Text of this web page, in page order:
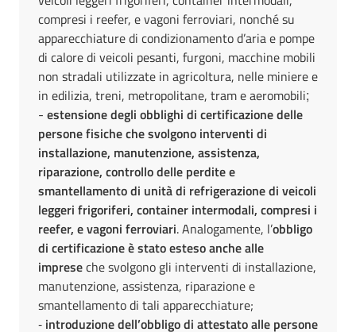
compresi i reefer, e vagoni ferroviari, nonché su
apparecchiature di condizionamento d’aria e pompe
di calore di veicoli pesanti, furgoni, macchine mobili
non stradali utilizzate in agricoltura, nelle miniere e
in edilizia, treni, metropolitane, tram e aeromobili;
- estensione degli obblighi di certificazione delle
persone fisiche che svolgono interventi di
installazione, manutenzione, assistenza,
riparazione, controllo delle perdite e
smantellamento di unità di refrigerazione di veicoli
leggeri frigoriferi, container intermodali, compresi i
reefer, e vagoni ferroviari. Analogamente, l’obbligo
di certificazione è stato esteso anche alle
impreseche svolgono gli interventi di installazione,
manutenzione, assistenza, riparazione e
smantellamento di tali apparecchiature;
- introduzione dell’obbligo di attestato alle persone